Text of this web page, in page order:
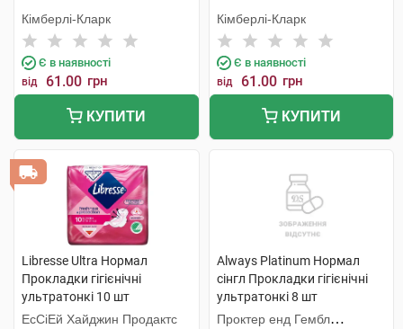
Кімберлі-Кларк
Є в наявності
від 61.00 грн
КУПИТИ
Кімберлі-Кларк
Є в наявності
від 61.00 грн
КУПИТИ
Libresse Ultra Нормал
Прокладки гігієнічні
ультратонкі 10 шт
ЕсСіЕй Хайджин Продактс
Always Platinum Нормал
сінгл Прокладки гігієнічні
ультратонкі 8 шт
Проктер енд Гембл